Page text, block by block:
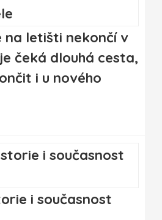
na letišti nekončí v
čeká dlouhá cesta,
i u nového
i současnost